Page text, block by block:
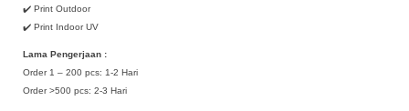
✔️ Print Outdoor
✔️ Print Indoor UV
Lama Pengerjaan :
Order 1 – 200 pcs: 1-2 Hari
Order >500 pcs: 2-3 Hari